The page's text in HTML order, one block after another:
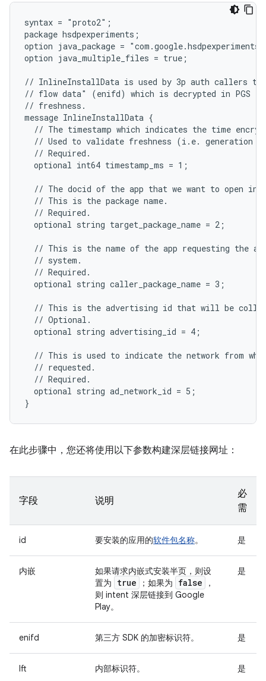
syntax = "proto2";
package hsdpexperiments;
option java_package =
option java_multiple_files = true;
// InlineInstallData is used by 3p auth callers to
// flow data" (enifd) which is decrypted in PGS
// freshness.
message InlineInstallData {
// The timestamp which indicates the time
// Used to validate freshness (i.e. generation
  // Required.
  optional int64 timestamp_ms = 1;
// The docid of the app that we want to open
  // This is the package name.
  // Required.
  optional string target_package_name = 2;
// This is the name of the app requesting the
  // system.
  // Required.
  optional string caller_package_name = 3;
// This is the advertising id that will be
  // Optional.
  optional string advertising_id = 4;
// This is used to indicate the network from
  // requested.
  // Required.
  optional string ad_network_id = 5;
在此步骤中，您还将使用以下参数构建深层链接网址：
字段 说明
必
需
id 要安装的应用的软件包名称。 是
内嵌
如果请求内嵌式安装半页，则设
置为
true ；如果为 false
，
则 intent 深层链接到 Google
Play。
是
enifd 第三方 SDK 的加密标识符。 是
lft 内部标识符。 是